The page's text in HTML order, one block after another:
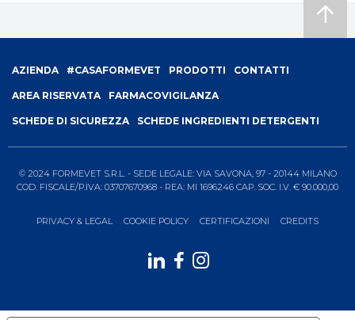
Footer
menu
AZIENDA #CASAFORMEVET PRODOTTI CONTATTI
AREA RISERVATA FARMACOVIGILANZA
SCHEDE DI SICUREZZA SCHEDE INGREDIENTI DETERGENTI
© 2024 FORMEVET S.R.L. - SEDE LEGALE: VIA SAVONA, 97 - 20144 MILANO
COD. FISCALE/P.IVA: 03707670968 - REA: MI 1696246 CAP. SOC. I.V. € 90.000,00
PRIVACY & LEGAL COOKIE POLICY CERTIFICAZIONI CREDITS
Formevet